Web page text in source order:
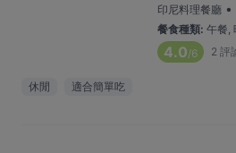
印尼料理餐廳 •
餐食種類: 午餐,
4.0/6 2 評
休閒 適合簡單吃